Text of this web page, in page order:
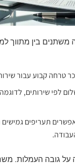
בין מתווך
טרחה קבוע עבור
לפי שירותים, לדוגמה
תעריפים גמישים
גובה העמלות.